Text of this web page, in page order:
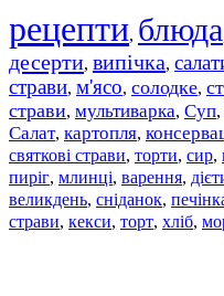
рецепти, блюда
десерти, випічка,
страви, м'ясо, солодке,
страви, мультиварка, Суп,
Салат, картопля,
святкові страви, торти, сир,
пиріг, млинці, варення,
великдень, сніданок,
страви, кекси, торт, хліб,